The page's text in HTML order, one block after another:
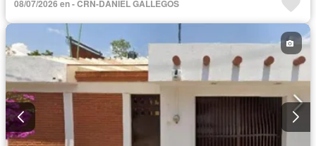
08/07/2026 en - CRN-DANIEL GALLEGOS